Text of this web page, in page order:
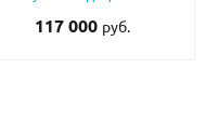
плитами МДФ с патиной, с
117 000 руб.